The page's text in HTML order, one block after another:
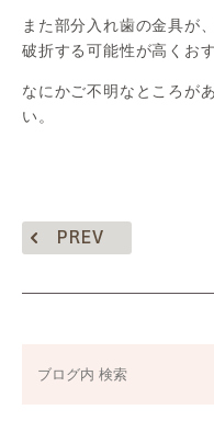
また部分入れ歯の金具が
破折する可能性が高くお
なにかご不明なところが
い。
PREV